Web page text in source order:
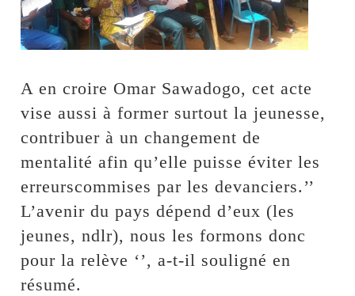
A en croire Omar Sawadogo, cet acte
vise aussi à former surtout la jeunesse,
contribuer à un changement de
mentalité afin qu’elle puisse éviter les
erreurscommises par les devanciers.’’
L’avenir du pays dépend d’eux (les
jeunes, ndlr), nous les formons donc
pour la relève ‘’, a-t-il souligné en
résumé.